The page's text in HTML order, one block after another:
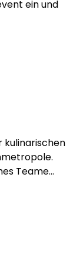
ein und
kulinarischen
Teame…